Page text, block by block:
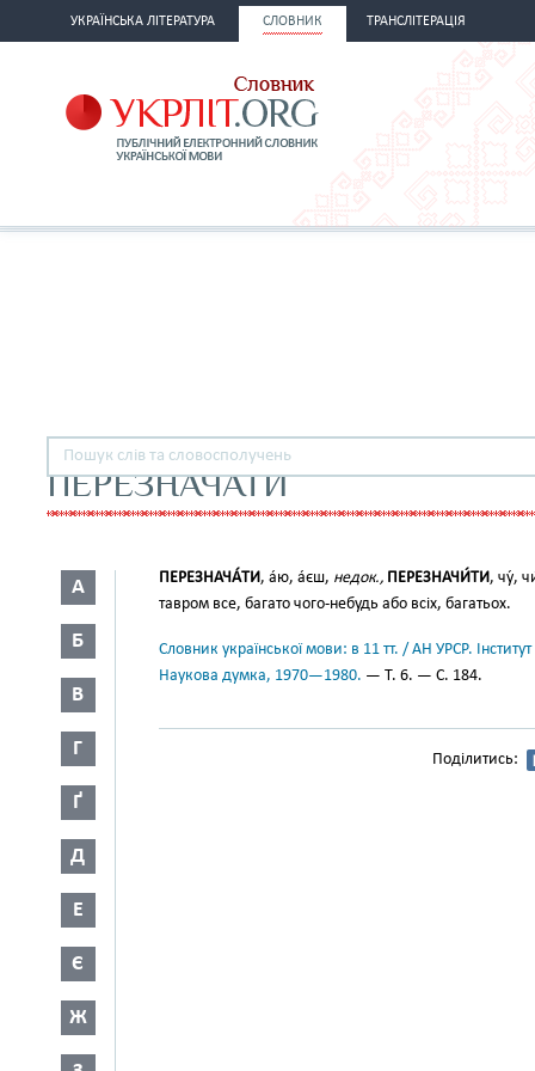
УКРАЇНСЬКА ЛІТЕРАТУРА СЛОВНИК ТРАНСЛІТЕРАЦІЯ
ПЕРЕЗНАЧАТИ
А
Б
В
Г
Ґ
Д
Е
Є
Ж
ПЕРЕЗНАЧА́ТИ, а́ю, а́єш, недок., ПЕРЕЗНАЧИ́ТИ, чу́,
тавром все, багато чого-небудь або всіх, багатьох.
Словник української мови: в 11 тт. / АН УРСР.
Наукова думка, 1970—1980. — Т. 6. — С. 184.
Поділитись: